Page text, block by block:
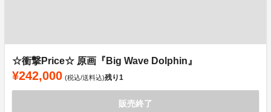
☆衝撃Price☆ 原画『Big Wave Dolphin』
¥242,000 (税込/送料込)残り1
販売終了